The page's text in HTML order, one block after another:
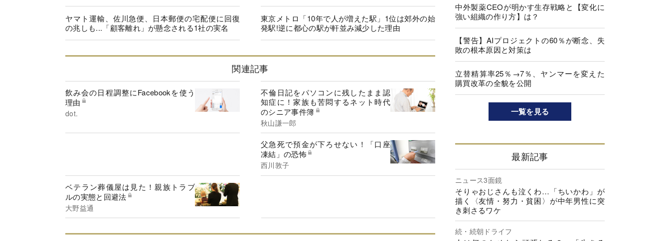
ヤマト運輸、佐川急便、日本郵便の宅配便に回復
の兆しも...「顧客離れ」が懸念される1社の実名
東京メトロ「10年で人が増えた駅」1位は郊外の始
発駅!逆に都心の駅が軒並み減少した理由
関連記事
飲み会の日程調整にFacebookを使う
理由
dot.
不倫日記をパソコンに残したまま認
知症に！家族も苦悶するネット時代
のシニア事件簿
秋山謙一郎
父急死で預金が下ろせない！「口座
凍結」の恐怖
西川敦子
ベテラン葬儀屋は見た！親族トラブ
ルの実態と回避法
大野益通
中外製薬CEOが明かす生存戦略と【変化に
強い組織の作り方】は？
【警告】AIプロジェクトの60％が断念、失
敗の根本原因と対策は
立替精算率25％→7％、ヤンマーを変えた
購買改革の全貌を公開
一覧を見る
最新記事
ニュース3面鏡
そりゃおじさんも泣くわ…「ちいかわ」が
描く〈友情・努力・貧困〉が中年男性に突
き刺さるワケ
続・続朝ドライフ